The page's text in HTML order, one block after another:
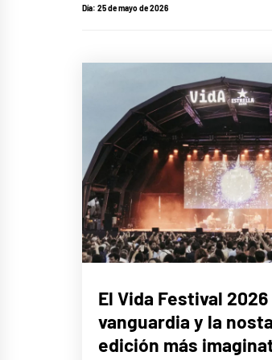
Día: 25 de mayo de 2026
El Vida Festival
vanguardia y la
edición más